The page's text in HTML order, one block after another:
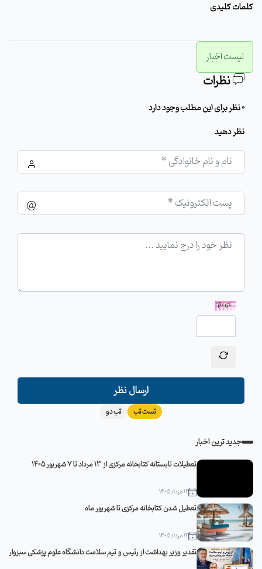
کلمات کلیدی
لیست اخبار
نظرات
0 نظر برای این مطلب وجود دارد
نظر دهید
ارسال نظر
تست تب تب دو
جدید ترین اخبار
تعطیلات تابستانه کتابخانه مرکزی از 13 مرداد تا 7 شهریور 1405
12 مرداد 1405
تعطیل شدن کتابخانه مرکزی تا شهریور ماه
12 مرداد 1405
تقدیر وزیر بهداشت از رئیس و تیم سلامت دانشگاه علوم پزشکی سبزوار